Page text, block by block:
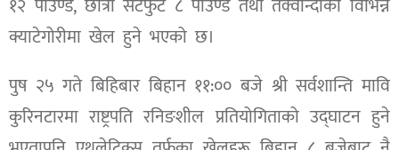
क्याटेगोरीमा खेल हुने भएको छ।
पुष २५ गते बिहिबार बिहान ११:०० बजे श्री सर्वशान्ति मावि
कुरिनटारमा राष्ट्रपति रनिङशील प्रतियोगिताको उद्घाटन हुने